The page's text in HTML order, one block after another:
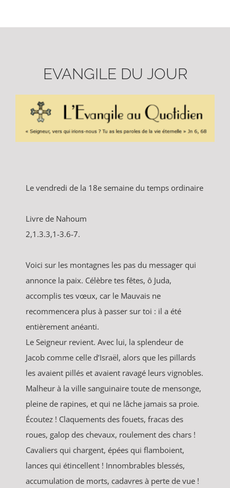
EVANGILE DU JOUR
Le vendredi de la 18e semaine du temps ordinaire
Livre de Nahoum
2,1.3.3,1-3.6-7.
Voici sur les montagnes les pas du messager qui
annonce la paix. Célèbre tes fêtes, ô Juda,
accomplis tes vœux, car le Mauvais ne
recommencera plus à passer sur toi : il a été
entièrement anéanti.
Le Seigneur revient. Avec lui, la splendeur de
Jacob comme celle d’Israël, alors que les pillards
les avaient pillés et avaient ravagé leurs vignobles.
Malheur à la ville sanguinaire toute de mensonge,
pleine de rapines, et qui ne lâche jamais sa proie.
Écoutez ! Claquements des fouets, fracas des
roues, galop des chevaux, roulement des chars !
Cavaliers qui chargent, épées qui flamboient,
lances qui étincellent ! Innombrables blessés,
accumulation de morts, cadavres à perte de vue !